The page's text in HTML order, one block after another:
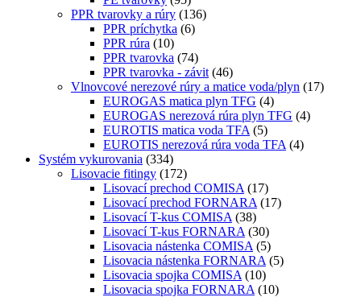
PPR tvarovky a rúry (136)
PPR príchytka (6)
PPR rúra (10)
PPR tvarovka (74)
PPR tvarovka - závit (46)
Vlnovcové nerezové rúry a matice voda/plyn (17)
EUROGAS matica plyn TFG (4)
EUROGAS nerezová rúra plyn TFG (4)
EUROTIS matica voda TFA (5)
EUROTIS nerezová rúra voda TFA (4)
Systém vykurovania (334)
Lisovacie fitingy (172)
Lisovací prechod COMISA (17)
Lisovací prechod FORNARA (17)
Lisovací T-kus COMISA (38)
Lisovací T-kus FORNARA (30)
Lisovacia nástenka COMISA (5)
Lisovacia nástenka FORNARA (5)
Lisovacia spojka COMISA (10)
Lisovacia spojka FORNARA (10)